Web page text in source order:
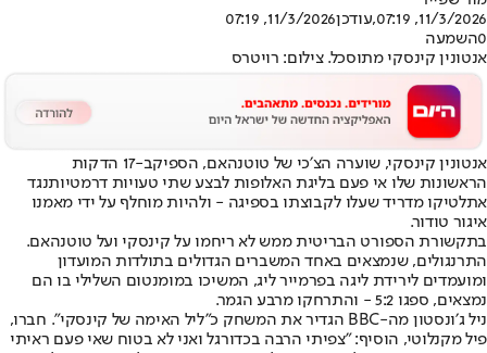
11/3/2026, 07:19
,עודכן11/3/2026, 07:19
0השמעה
אנטונין קינסקי מתוסכל. צילום: רויטרס
אנטונין קינסקי, שוערה הצ׳כי של טוטנהאם, הספיק
ב-17 הדקות
הראשונות שלו אי פעם בליגת האלופות לבצע שתי טעויות דרמטיותנגד
אתלטיקו מדריד שעלו לקבוצתו בספיגה - ולהיות מוחלף על ידי מאמנו
איגור טודור.
בתקשורת הספורט הבריטית ממש לא ריחמו על קינסקי ועל טוטנהאם.
התרנגולים, שנמצאים באחד המשברים הגדולים בתולדות המועדון
ומועמדים לירידת ליגה בפרמייר ליג, המשיכו במומנטום השלילי בו הם
נמצאים, ספגו 5:2 - והתרחקו מרבע הגמר.
ניל ג׳ונסטון מה-BBC הגדיר את המשחק כ"ליל האימה של קינסקי". חברו,
פיל מקנלוטי, הוסיף: "צפיתי הרבה בכדורגל ואני לא בטוח שאי פעם ראיתי